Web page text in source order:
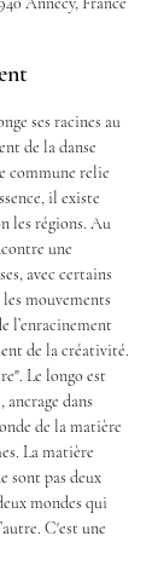
ses racines au
de la danse
commune relie
il existe
les régions. Au
une
avec certains
mouvements
l’enracinement
de la créativité.
Le longo est
ancrage dans
de la matière
La matière
sont pas deux
mondes qui
C'est une